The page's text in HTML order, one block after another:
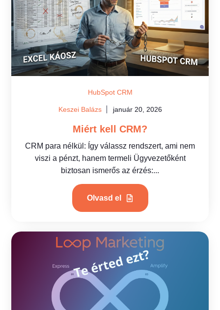
HubSpot CRM
Keszei Balázs január 20, 2026
Miért kell CRM?
CRM para nélkül: Így válassz rendszert, ami nem
viszi a pénzt, hanem termeli Ügyvezetőként
biztosan ismerős az érzés:...
Olvasd el